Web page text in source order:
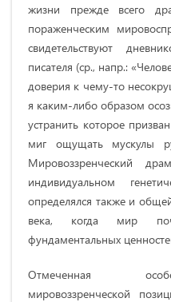
жизни прежде всего
пораженческим
свидетельствуют
писателя (ср., напр.:
доверия к чему-то
я каким-либо образом
устранить которое
миг ощущать мускулы
Мировоззренческий
индивидуальном
определялся также и
века, когда мир
фундаментальных
Отмеченная
мировоззренческой